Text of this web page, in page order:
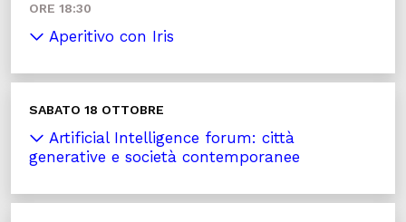
ORE 18:30
Aperitivo con Iris
SABATO 18 OTTOBRE
Artificial Intelligence forum: città
generative e società contemporanee